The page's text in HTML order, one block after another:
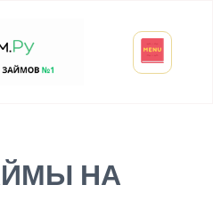
НА